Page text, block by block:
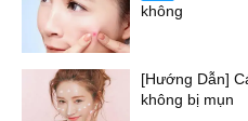
không
[Hướng Dẫn]
không bị mụn